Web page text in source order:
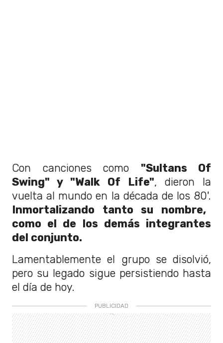
Con canciones como "Sultans Of
Swing" y "Walk Of Life", dieron la
vuelta al mundo en la década de los 80'.
Inmortalizando tanto su nombre,
como el de los demás integrantes
del conjunto.
Lamentablemente el grupo se disolvió,
pero su legado sigue persistiendo hasta
el día de hoy.